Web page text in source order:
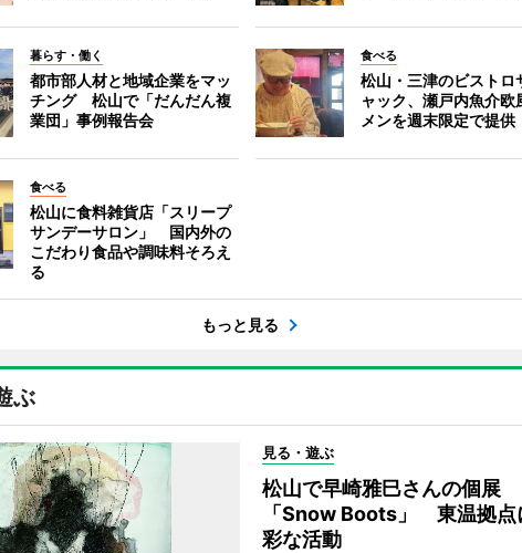
暮らす・働く
都市部人材と地域企業をマッ
チング 松山で「だんだん複
業団」事例報告会
食べる
松山・三津のビストロ
ャック、瀬戸内魚介欧
メンを週末限定で提供
食べる
松山に食料雑貨店「スリープ
サンデーサロン」 国内外の
こだわり食品や調味料そろえ
る
もっと見る
ぶ
見る・遊ぶ
松山で早崎雅巳さんの個展
「Snow Boots」 東温拠点
彩な活動